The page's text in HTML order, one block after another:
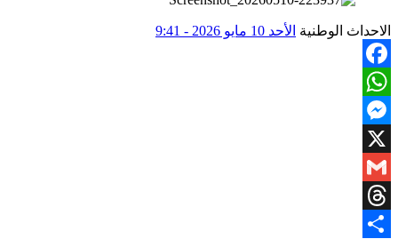
الاحداث الوطنية الأحد 10 مايو 2026 - 9:41
Facebook
WhatsApp
Messenger
X
Gmail
Threads